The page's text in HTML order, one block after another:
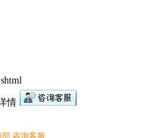
情
部 咨询客服